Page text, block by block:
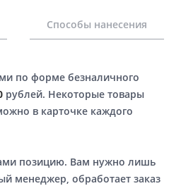
Способы нанесения
по форме безналичного
рублей. Некоторые товары
в карточке каждого
позицию. Вам нужно лишь
менеджер, обработает заказ